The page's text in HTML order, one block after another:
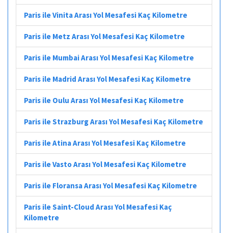
Paris ile Vinita Arası Yol Mesafesi Kaç Kilometre
Paris ile Metz Arası Yol Mesafesi Kaç Kilometre
Paris ile Mumbai Arası Yol Mesafesi Kaç Kilometre
Paris ile Madrid Arası Yol Mesafesi Kaç Kilometre
Paris ile Oulu Arası Yol Mesafesi Kaç Kilometre
Paris ile Strazburg Arası Yol Mesafesi Kaç Kilometre
Paris ile Atina Arası Yol Mesafesi Kaç Kilometre
Paris ile Vasto Arası Yol Mesafesi Kaç Kilometre
Paris ile Floransa Arası Yol Mesafesi Kaç Kilometre
Paris ile Saint-Cloud Arası Yol Mesafesi Kaç
Kilometre